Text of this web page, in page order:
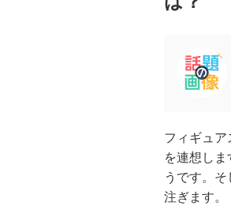
フィギュア
を連想し
うです。
注ぎます。